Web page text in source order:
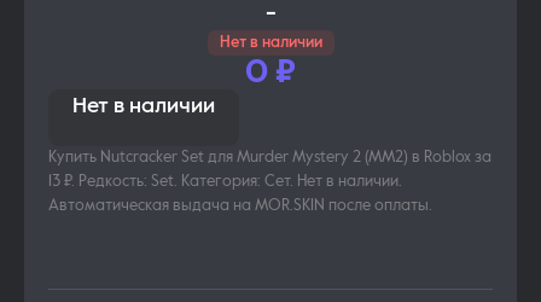
-
Нет в наличии
0 ₽
Нет в наличии
Купить Nutcracker Set для Murder Mystery 2 (MM2) в Roblox за
13 ₽. Редкость: Set. Категория: Сет. Нет в наличии.
Автоматическая выдача на MOR.SKIN после оплаты.